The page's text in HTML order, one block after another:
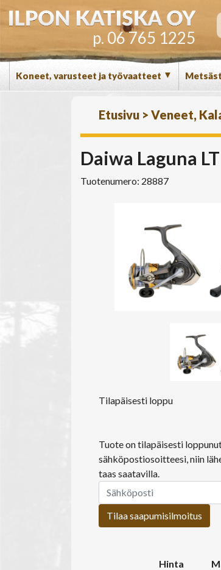
p. 06 765 1225
Koneet, varusteet ja työvaatteet ▼
Etusivu > Veneet,
Daiwa Laguna
Tuotenumero: 28887
Tilapäisesti loppu
Tuote on tilapäisesti
sähköpostiosoitteesi, niin
taas saatavilla.
Tilaa saapumisilmoitus
Hinta